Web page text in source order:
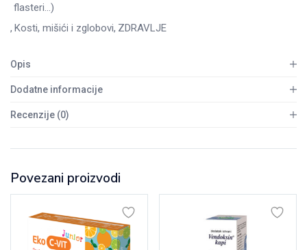
flasteri...)
Kosti, mišići i zglobovi ZDRAVLJE
Opis
Dodatne informacije
Recenzije (0)
Povezani proizvodi